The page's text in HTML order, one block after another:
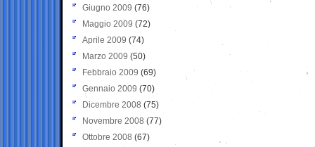
Giugno 2009 (76)
Maggio 2009 (72)
Aprile 2009 (74)
Marzo 2009 (50)
Febbraio 2009 (69)
Gennaio 2009 (70)
Dicembre 2008 (75)
Novembre 2008 (77)
Ottobre 2008 (67)